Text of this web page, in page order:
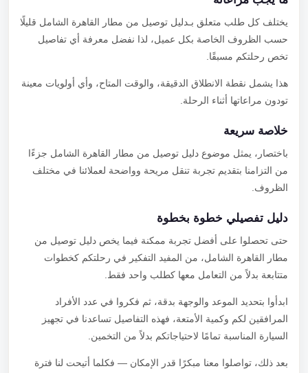
يختلف كل طلب متعلق بـدليل توصيل من مطار القاهرة الشامل قليلًا
حسب الظروف الخاصة بكل عميل، لذا نفضل معرفة أي تفاصيل
تخص رحلتكم مسبقًا.
هذا يشمل نقطة الانطلاق الدقيقة، والوقت المتاح، وأي أولويات معينة
تودون مراعاتها أثناء الرحلة.
خلاصة سريعة
باختصار، يمثل موضوع دليل توصيل من مطار القاهرة الشامل جزءًا
من التزامنا بتقديم تجربة تنقل مريحة وواضحة لعملائنا في مختلف
الظروف.
دليل تفصيلي خطوة بخطوة
حتى تحصلوا على أفضل تجربة ممكنة فيما يخص دليل توصيل من
مطار القاهرة الشامل، من المفيد التفكير في رحلتكم كخطوات
متتابعة بدلاً من التعامل معها كطلب واحد فقط.
ابدأوا بتحديد الموعد والوجهة بدقة، ثم فكروا في عدد الأفراد
المرافقين لكم وكمية الأمتعة، فهذه التفاصيل تساعدنا في تجهيز
السيارة المناسبة تمامًا لاحتياجاتكم بدلاً من التخمين.
بعد ذلك، تواصلوا معنا مبكرًا قدر الإمكان — فكلما أتيحت لنا فترة